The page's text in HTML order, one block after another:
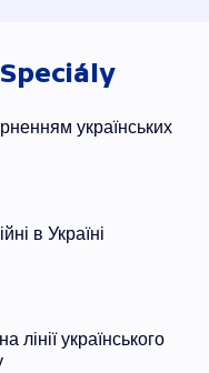
Speciály
українських
в Україні
лінії українського